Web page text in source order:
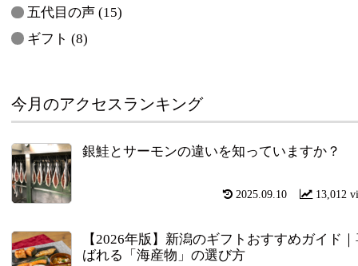
五代目の声 (15)
ギフト (8)
今月のアクセスランキング
銀鮭とサーモンの違いを知っていますか？
13,012
2025.09.10
【2026年版】新潟のギフトおすすめガイド
ばれる「海産物」の選び方